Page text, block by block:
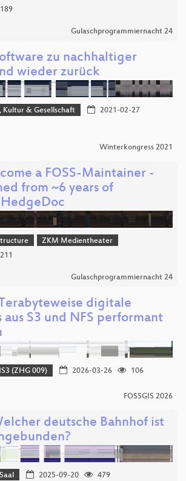
189
Gulaschprogrammiernacht 24
zu nachhaltiger
wieder zurück
Kultur & Gesellschaft
2021-02-27
Winterkongress 2021
a FOSS-Maintainer -
from ~6 years of
ZKM Medientheater
211
Gulaschprogrammiernacht 24
digitale
S3 und NFS performant
(ZHG 009) 2026-03-26
106
FOSSGIS 2026
deutsche Bahnhof ist
2025-09-20
479